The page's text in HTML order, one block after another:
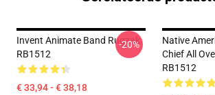
Invent Animate Band Rugzak
RB1512
€ 33,94 - € 38,18
-20%
Native
Chief All
RB1512